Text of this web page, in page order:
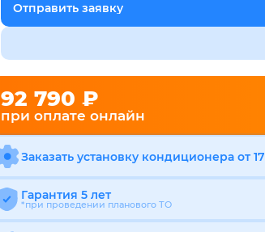
Отправить заявку
92 790 ₽
при оплате онлайн
Заказать установку кондиционера от
Гарантия 5 лет
*при проведении планового ТО